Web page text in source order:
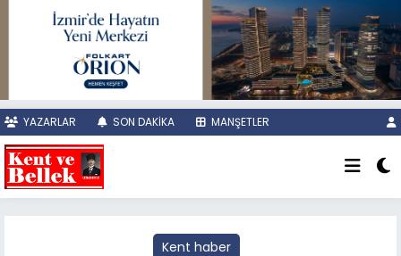
YAZARLAR SON DAKİKA MANŞETLER
Kent haber